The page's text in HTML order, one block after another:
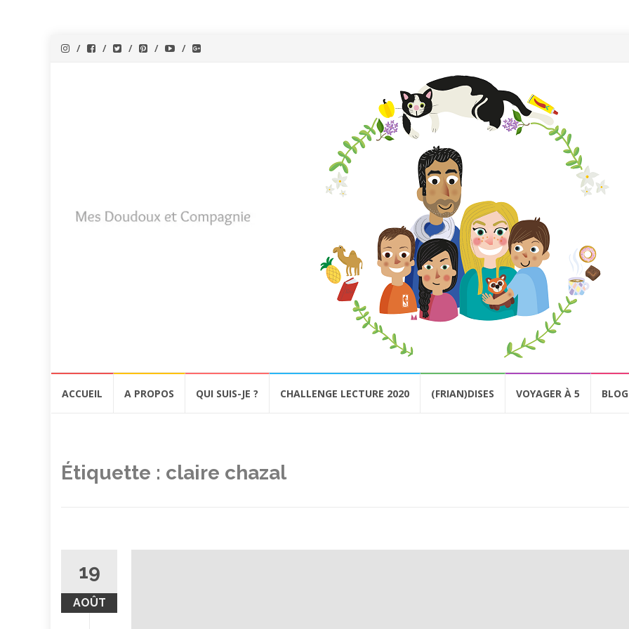
ACCUEIL A PROPOS QUI SUIS-JE ? CHALLENGE LECTURE 2020 (FRIAN)DISES VOYAGER À 5
Étiquette : claire chazal
19
AOÛT